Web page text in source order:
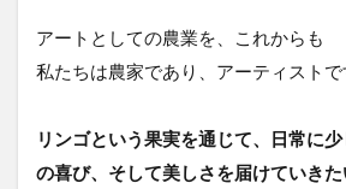
アートとしての農業を、これからも
私たちは農家であり、アーティストで
リンゴという果実を通じて、日常に
の喜び、そして美しさを届けていきた